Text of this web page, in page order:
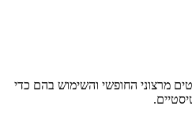
מרצוני החופשי והשימוש בהם כדי